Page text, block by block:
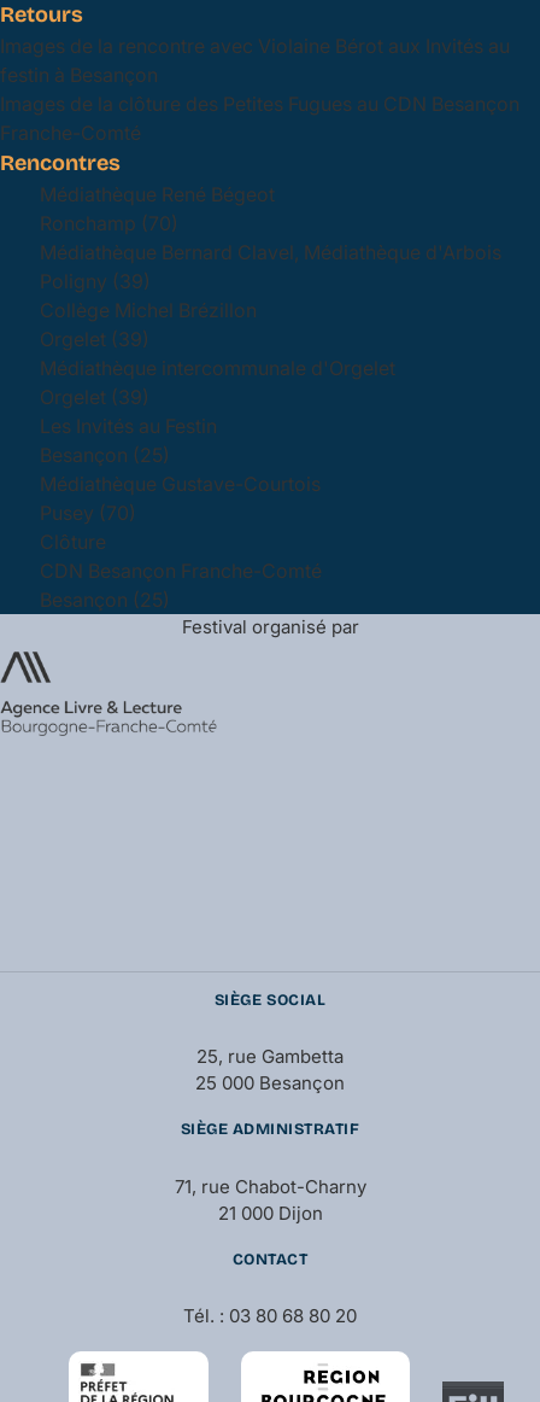
Retours
Images de la rencontre avec Violaine Bérot aux Invités au
festin à Besançon
Images de la clôture des Petites Fugues au CDN Besançon
Franche-Comté
Rencontres
Médiathèque René Bégeot
Ronchamp (70)
Médiathèque Bernard Clavel, Médiathèque d'Arbois
Poligny (39)
Collège Michel Brézillon
Orgelet (39)
Médiathèque intercommunale d'Orgelet
Orgelet (39)
Les Invités au Festin
Besançon (25)
Médiathèque Gustave-Courtois
Pusey (70)
Clôture
CDN Besançon Franche-Comté
Besançon (25)
Festival organisé par
SIÈGE SOCIAL
25, rue Gambetta
25 000 Besançon
SIÈGE ADMINISTRATIF
71, rue Chabot-Charny
21 000 Dijon
CONTACT
Tél. : 03 80 68 80 20